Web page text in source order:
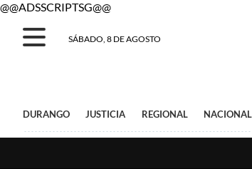
@@ADSSCRIPTSG@@
SÁBADO, 8 DE AGOSTO
DURANGO JUSTICIA REGIONAL NACIONAL